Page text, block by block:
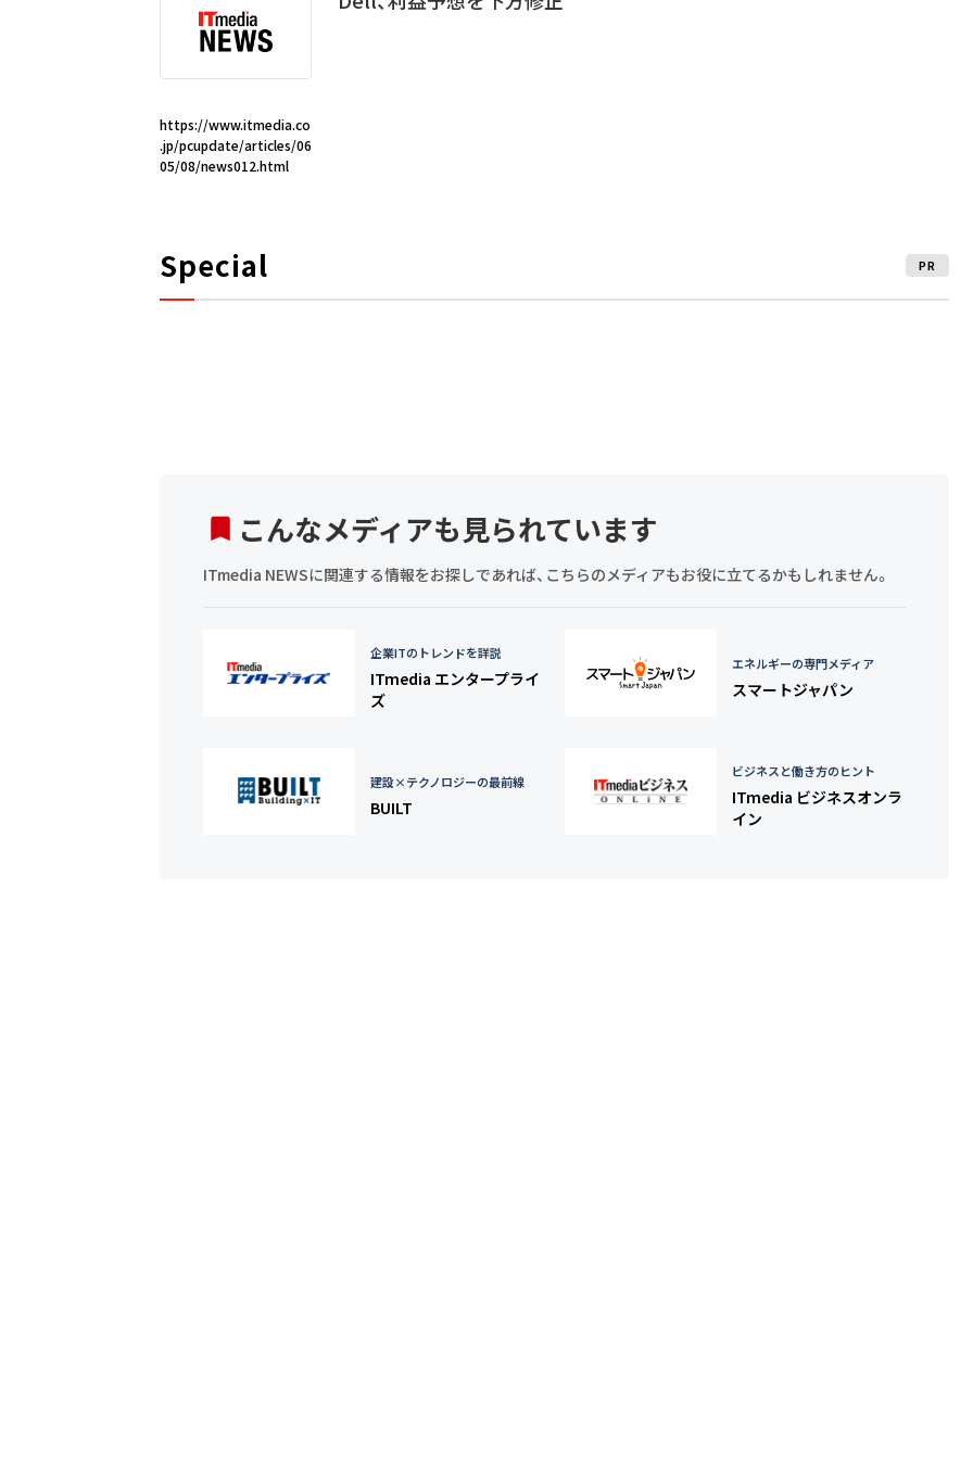
https://www.itmedia.co
.jp/pcupdate/articles/06
05/08/news012.html
Special PR
こんなメディアも見られています
ITmedia NEWSに関連する情報をお探しであれば、こちらのメディアもお役に立てるかもしれません。
企業ITのトレンドを詳説
ITmedia エンタープライ
ズ
エネルギーの専門メディア
スマートジャパン
建設×テクノロジーの最前線
BUILT
ビジネスと働き方のヒント
ITmedia ビジネスオンラ
イン